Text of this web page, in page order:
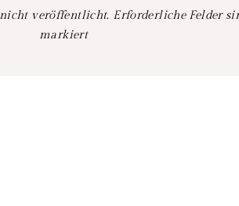
veröffentlicht. Erforderliche Felder
markiert